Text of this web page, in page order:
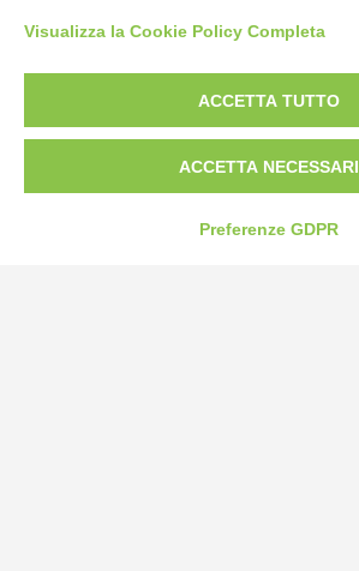
Strada Statale 231 Alba-Bra
Fax: 0172-487399
info@bogliano.it
Visualizza la Cookie Policy Completa
ACCETTA TUTTO
ACCETTA NECESSARI
Preferenze GDPR